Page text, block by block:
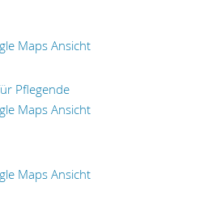
Maps Ansicht
Pflegende
Maps Ansicht
Maps Ansicht